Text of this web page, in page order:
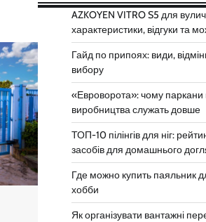
AZKOYEN VITRO S5 для
характеристики, відгуки та
Гайд по припоях: види,
вибору
«Евроворота»: чому паркани
виробництва служать довше
ТОП-10 пілінгів для ніг:
засобів для домашнього
Где можно купить паяльник
хобби
Як організувати вантажні